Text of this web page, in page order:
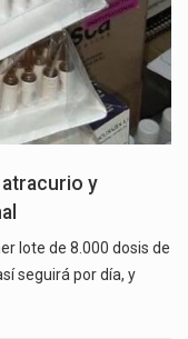
y
lote de 8.000 dosis de
seguirá por día, y